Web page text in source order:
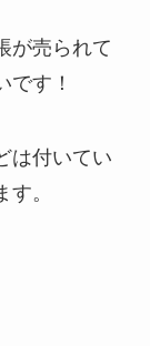
が売られて
です！
は付いてい
。